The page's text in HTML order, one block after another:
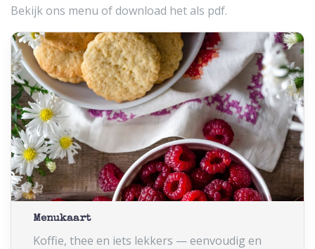
Bekijk ons menu of download het als pdf.
Menukaart
Koffie, thee en iets lekkers — eenvoudig en